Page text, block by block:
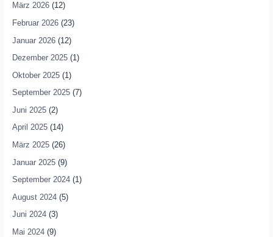
März 2026(12)
Februar 2026(23)
Januar 2026(12)
Dezember 2025(1)
Oktober 2025(1)
September 2025(7)
Juni 2025(2)
April 2025(14)
März 2025(26)
Januar 2025(9)
September 2024(1)
August 2024(5)
Juni 2024(3)
Mai 2024(9)